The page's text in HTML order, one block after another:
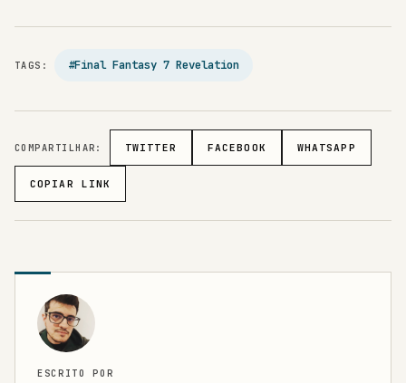
TAGS: #Final Fantasy 7 Revelation
COMPARTILHAR: TWITTER FACEBOOK WHATSAPP
COPIAR LINK
ESCRITO POR